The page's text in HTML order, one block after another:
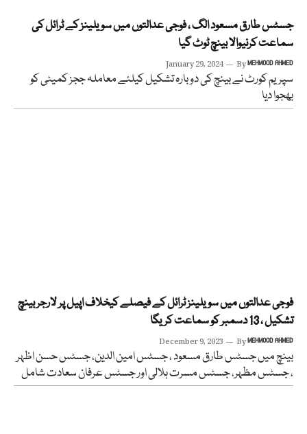
جسٹس طارق مسعود الگ ، فوجی عدالتوں میں سویلینز کے ٹرائل کی
سماعت کرنیوالا بینچ ٹوٹ گیا
January 29, 2024 ByMEHMOOD AHMED
سپریم کورٹ نے بینچ کی دوبارہ تشکیل کیلئے معاملہ ججز کمیٹی کو
بھجوا دیا
فوجی عدالتوں میں سویلینز ٹرائل کے فیصلے کیخلاف اپیل پر لارجر بینچ
تشکیل ، 13 دسمبر کو سماعت کریگا
December 9, 2023 ByMEHMOOD AHMED
بینچ میں جسٹس طارق مسعود ، جسٹس امین الدین، جسٹس حسن اظہر
، جسٹس مظہر، جسٹس مسرت ہلالی اور جسٹس عرفان سعادت شامل